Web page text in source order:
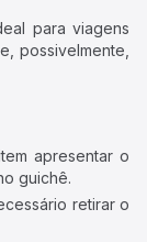
para viagens
possivelmente,
apresentar o
guichê.
retirar o